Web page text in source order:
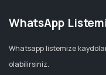
WhatsApp
Whatsapp listemize
olabilirsiniz.